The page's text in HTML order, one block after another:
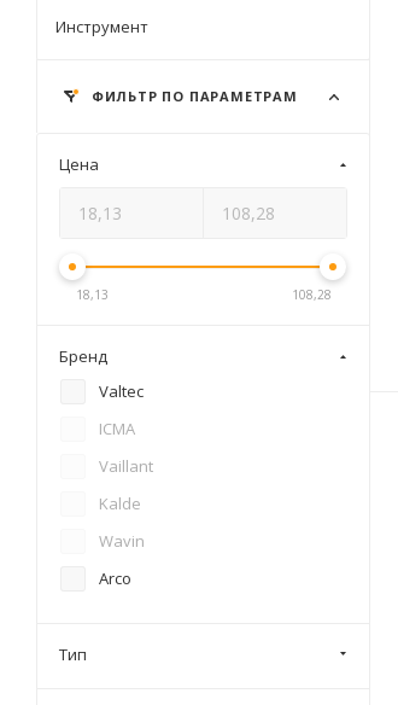
Инструмент
ФИЛЬТР ПО ПАРАМЕТРАМ
Цена
18,13 108,28
Бренд
Valtec
ICMA
Vaillant
Kalde
Wavin
Arco
Тип